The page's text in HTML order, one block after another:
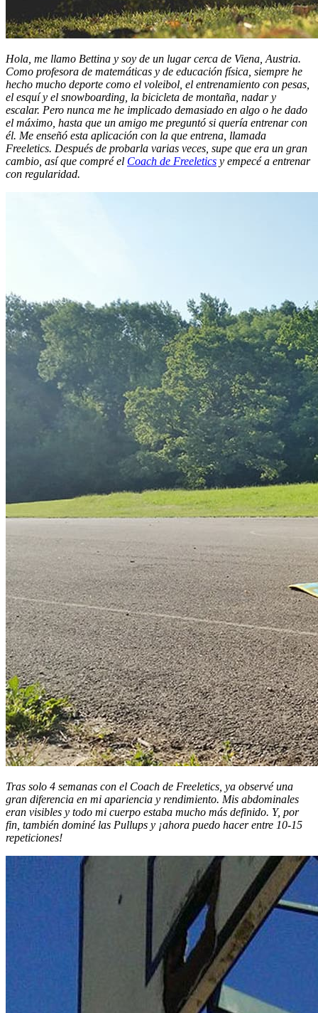
Hola, me llamo Bettina y soy de un lugar cerca de Viena, Austria.
Como profesora de matemáticas y de educación física, siempre he
hecho mucho deporte como el voleibol, el entrenamiento con pesas,
el esquí y el snowboarding, la bicicleta de montaña, nadar y
escalar. Pero nunca me he implicado demasiado en algo o he dado
el máximo, hasta que un amigo me preguntó si quería entrenar con
él. Me enseñó esta aplicación con la que entrena, llamada
Freeletics. Después de probarla varias veces, supe que era un gran
cambio, así que compré el Coach de Freeletics y empecé a entrenar
con regularidad.
Tras solo 4 semanas con el Coach de Freeletics, ya observé una
gran diferencia en mi apariencia y rendimiento. Mis abdominales
eran visibles y todo mi cuerpo estaba mucho más definido. Y, por
fin, también dominé las Pullups y ¡ahora puedo hacer entre 10-15
repeticiones!